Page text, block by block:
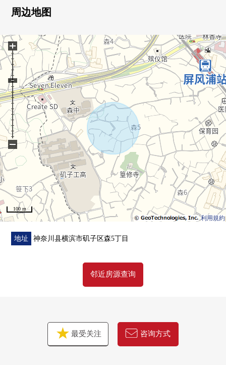
也把周围房源合起来，不仅周边环境以及设施的向导而
且，能介绍。
另外，买房时的各项费用，住宅贷款(月的偿还例)，
因为也接受资金计划的需讨论当有了兴趣所以的时候在
下方，
请比"咨询"或者"预约参观"更询问。
因为也受理在电话的需讨论所以，
请到免费热线"0120-854-254"随便询问。
考虑隐私的包房的会客空间，
小孩角、尿布替换空白也准备了。
带领小的孩子的来店是欢迎。
在驾车前来的时候，请使用mioka的停车场。
正交停车场服务券。
恭候您的光临。
周边地图
利用規約
100 m
+
−
地址 神奈川县横滨市矶子区森5丁目
邻近房源查询
最受关注 咨询方式